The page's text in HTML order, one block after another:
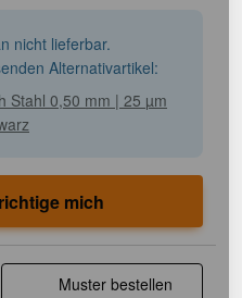
nicht lieferbar.
Alternativartikel:
Stahl 0,50 mm | 25 µm
mich
Muster bestellen